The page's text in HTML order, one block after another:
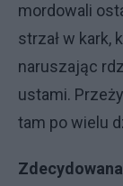
mordowali
strzał w kark,
naruszając
ustami.
tam po wielu